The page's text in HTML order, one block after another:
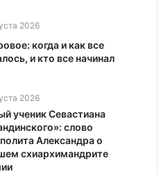
2026
когда и как все
и кто все начинал
2026
ученик Севастиана
слово
Александра о
схиархимандрите